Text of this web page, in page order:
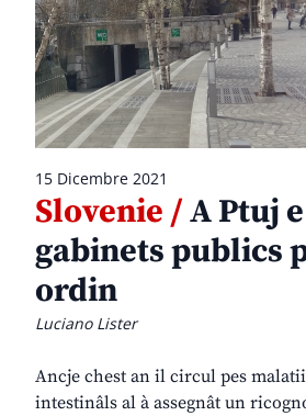
15 Dicembre 2021
Slovenie /A Ptuj
gabinets publics
ordin
Luciano Lister
Ancje chest an il circul pes
intestinâls al à assegnât un